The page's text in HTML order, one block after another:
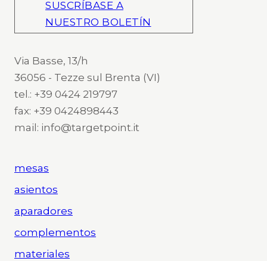
SUSCRÍBASE A
NUESTRO BOLETÍN
Via Basse, 13/h
36056 - Tezze sul Brenta (VI)
tel.: +39 0424 219797
fax: +39 0424898443
mail: info@targetpoint.it
mesas
asientos
aparadores
complementos
materiales